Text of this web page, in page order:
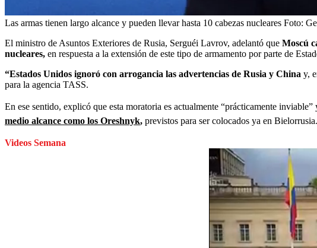
Las armas tienen largo alcance y pueden llevar hasta 10 cabezas nucleares Foto:
El ministro de Asuntos Exteriores de Rusia, Serguéi Lavrov, adelantó que Moscú
nucleares, en respuesta a la extensión de este tipo de armamento por parte de
“Estados Unidos ignoró con arrogancia las advertencias de Rusia y China y,
para la agencia TASS.
En ese sentido, explicó que esta moratoria es actualmente “prácticamente inviable”
medio alcance como los Oreshnyk, previstos para ser colocados ya en Bielorrusia.
Videos Semana